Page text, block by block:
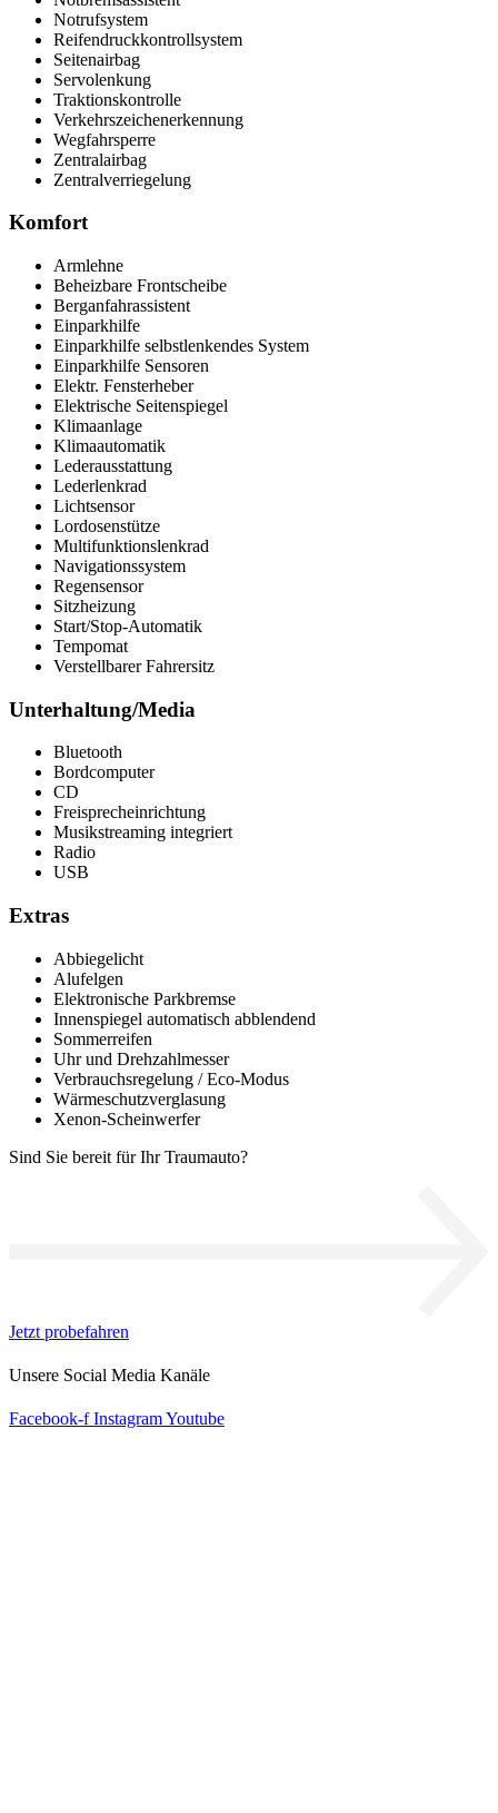
Notrufsystem
Reifendruckkontrollsystem
Seitenairbag
Servolenkung
Traktionskontrolle
Verkehrszeichenerkennung
Wegfahrsperre
Zentralairbag
Zentralverriegelung
Komfort
Armlehne
Beheizbare Frontscheibe
Berganfahrassistent
Einparkhilfe
Einparkhilfe selbstlenkendes System
Einparkhilfe Sensoren
Elektr. Fensterheber
Elektrische Seitenspiegel
Klimaanlage
Klimaautomatik
Lederausstattung
Lederlenkrad
Lichtsensor
Lordosenstütze
Multifunktionslenkrad
Navigationssystem
Regensensor
Sitzheizung
Start/Stop-Automatik
Tempomat
Verstellbarer Fahrersitz
Unterhaltung/Media
Bluetooth
Bordcomputer
CD
Freisprecheinrichtung
Musikstreaming integriert
Radio
USB
Extras
Abbiegelicht
Alufelgen
Elektronische Parkbremse
Innenspiegel automatisch abblendend
Sommerreifen
Uhr und Drehzahlmesser
Verbrauchsregelung / Eco-Modus
Wärmeschutzverglasung
Xenon-Scheinwerfer
Sind Sie bereit für Ihr Traumauto?
Jetzt probefahren
Unsere Social Media Kanäle
Facebook-f InstagramYoutube